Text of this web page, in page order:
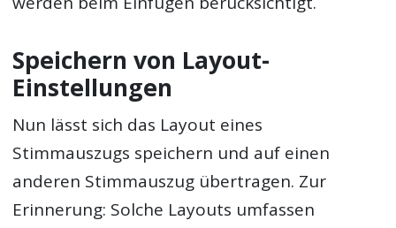
Speichern von Layout-
Einstellungen
Nun lässt sich das Layout eines
Stimmauszugs speichern und auf einen
anderen Stimmauszug übertragen. Zur
Erinnerung: Solche Layouts umfassen